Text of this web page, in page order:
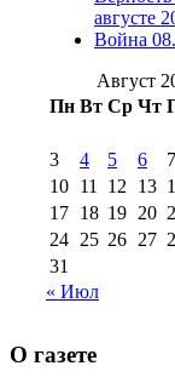
августа
2017 г(9)
2016 г
августа
августа
августе
Война
Август
Пн Вт Ср Чт
3
4 5 6 7
10 11 12 13
17 18 19 20
24 25 26 27
31
« Июл
О газете